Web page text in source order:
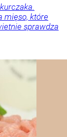
mięso, które
sprawdza